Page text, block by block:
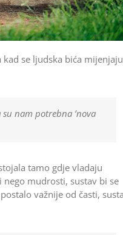
se ljudska bića
nam potrebna ‘nova
tamo gdje vladaju
nego mudrosti, sustav bi se
važnije od časti,